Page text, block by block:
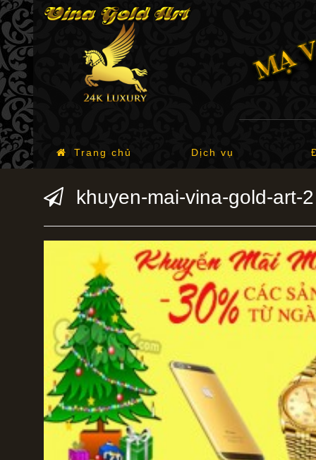
Trang chủ Dịch vụ
khuyen-mai-vina-gold-art-2